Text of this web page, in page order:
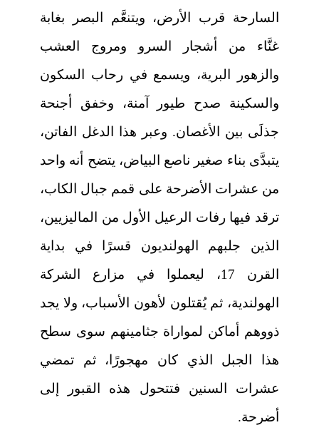
السارحة قرب الأرض، ويتنعَّم البصر بغابة
غنَّاء من أشجار السرو ومروج العشب
والزهور البرية، ويسمع في رحاب السكون
والسكينة صدح طيور آمنة، وخفق أجنحة
جذلَى بين الأغصان. وعبر هذا الدغل الفاتن،
يتبدَّى بناء صغير ناصع البياض، يتضح أنه واحد
من عشرات الأضرحة على قمم جبال الكاب،
ترقد فيها رفات الرعيل الأول من الماليزيين،
الذين جلبهم الهولنديون قسرًا في بداية
القرن 17، ليعملوا في مزارع الشركة
الهولندية، ثم يُقتلون لأهون الأسباب، ولا يجد
ذووهم أماكن لمواراة جثامينهم سوى سطح
هذا الجبل الذي كان مهجورًا، ثم تمضي
عشرات السنين فتتحول هذه القبور إلى
أضرحة.